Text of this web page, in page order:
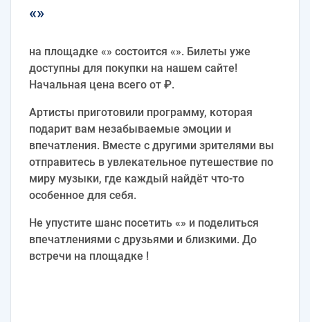
«»
на площадке «» состоится «». Билеты уже
доступны для покупки на нашем сайте!
Начальная цена всего от ₽.
Артисты приготовили программу, которая
подарит вам незабываемые эмоции и
впечатления. Вместе с другими зрителями вы
отправитесь в увлекательное путешествие по
миру музыки, где каждый найдёт что-то
особенное для себя.
Не упустите шанс посетить «» и поделиться
впечатлениями с друзьями и близкими. До
встречи на площадке !